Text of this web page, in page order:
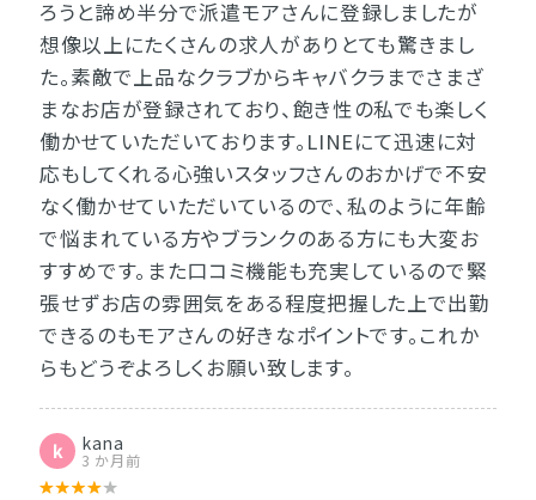
ろうと諦め半分で派遣モアさんに登録しましたが
想像以上にたくさんの求人がありとても驚きまし
た。素敵で上品なクラブからキャバクラまでさまざ
まなお店が登録されており、飽き性の私でも楽しく
働かせていただいております。LINEにて迅速に対
応もしてくれる心強いスタッフさんのおかげで不安
なく働かせていただいているので、私のように年齢
で悩まれている方やブランクのある方にも大変お
すすめです。また口コミ機能も充実しているので緊
張せずお店の雰囲気をある程度把握した上で出勤
できるのもモアさんの好きなポイントです。これか
らもどうぞよろしくお願い致します。
k kana
3 か月前